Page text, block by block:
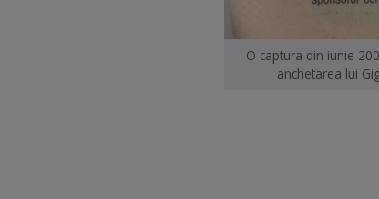
O captura din iunie
anchetarea lui